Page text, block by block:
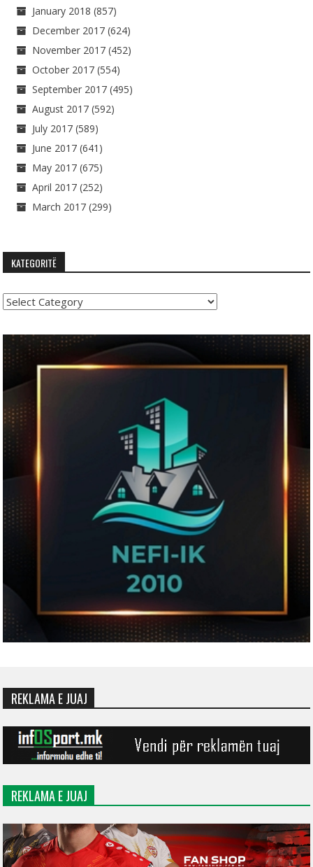
January 2018 (857)
December 2017 (624)
November 2017 (452)
October 2017 (554)
September 2017 (495)
August 2017 (592)
July 2017 (589)
June 2017 (641)
May 2017 (675)
April 2017 (252)
March 2017 (299)
KATEGORITË
Kategoritë
REKLAMA E JUAJ
REKLAMA E JUAJ